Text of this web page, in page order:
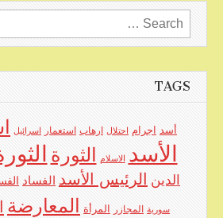
Search
for:
TAGS
أسد اجرام احتلال ارهاب استعمار اسرائيل
الأسد الاسلام الثورة
الدين الرئيس الأسد الفساد
سورية المجازر المرأة المعارضة